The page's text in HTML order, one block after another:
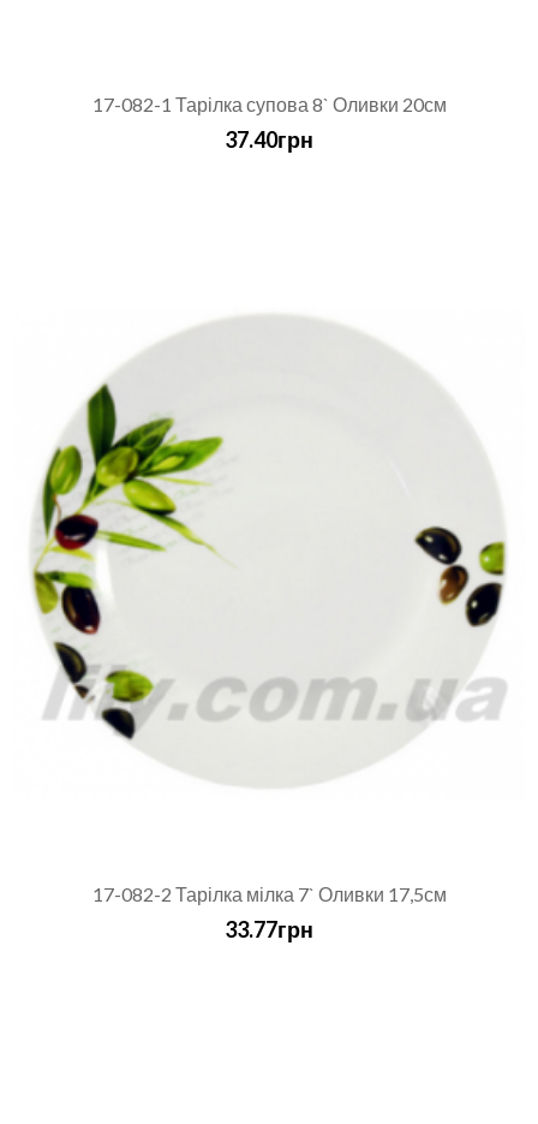
17-082-1 Тарілка супова 8` Оливки 20см
37.40грн
17-082-2 Тарілка мілка 7` Оливки 17,5см
33.77грн